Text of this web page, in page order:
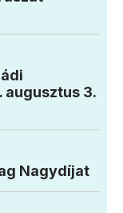
augusztus 3.
Nagydíjat